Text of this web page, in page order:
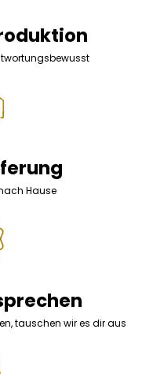
Hause
tauschen wir es dir aus